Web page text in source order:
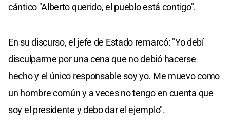
cántico "Alberto querido, el pueblo está contigo".
En su discurso, el jefe de Estado remarcó: "Yo debí
disculparme por una cena que no debió hacerse
hecho y el único responsable soy yo. Me muevo como
un hombre común y a veces no tengo en cuenta que
soy el presidente y debo dar el ejemplo".